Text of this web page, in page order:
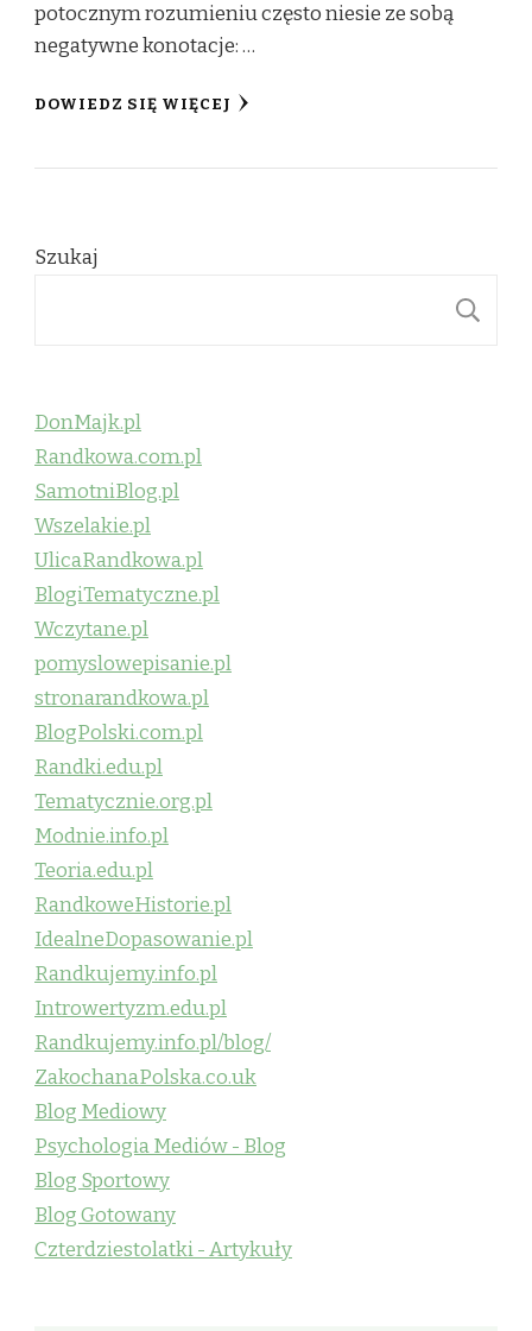
potocznym rozumieniu często niesie ze sobą
negatywne konotacje: …
DOWIEDZ SIĘ WIĘCEJ
Szukaj
DonMajk.pl
Randkowa.com.pl
SamotniBlog.pl
Wszelakie.pl
UlicaRandkowa.pl
BlogiTematyczne.pl
Wczytane.pl
pomyslowepisanie.pl
stronarandkowa.pl
BlogPolski.com.pl
Randki.edu.pl
Tematycznie.org.pl
Modnie.info.pl
Teoria.edu.pl
RandkoweHistorie.pl
IdealneDopasowanie.pl
Randkujemy.info.pl
Introwertyzm.edu.pl
Randkujemy.info.pl/blog/
ZakochanaPolska.co.uk
Blog Mediowy
Psychologia Mediów - Blog
Blog Sportowy
Blog Gotowany
Czterdziestolatki - Artykuły